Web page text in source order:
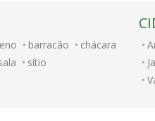
barracão
chácara
sítio